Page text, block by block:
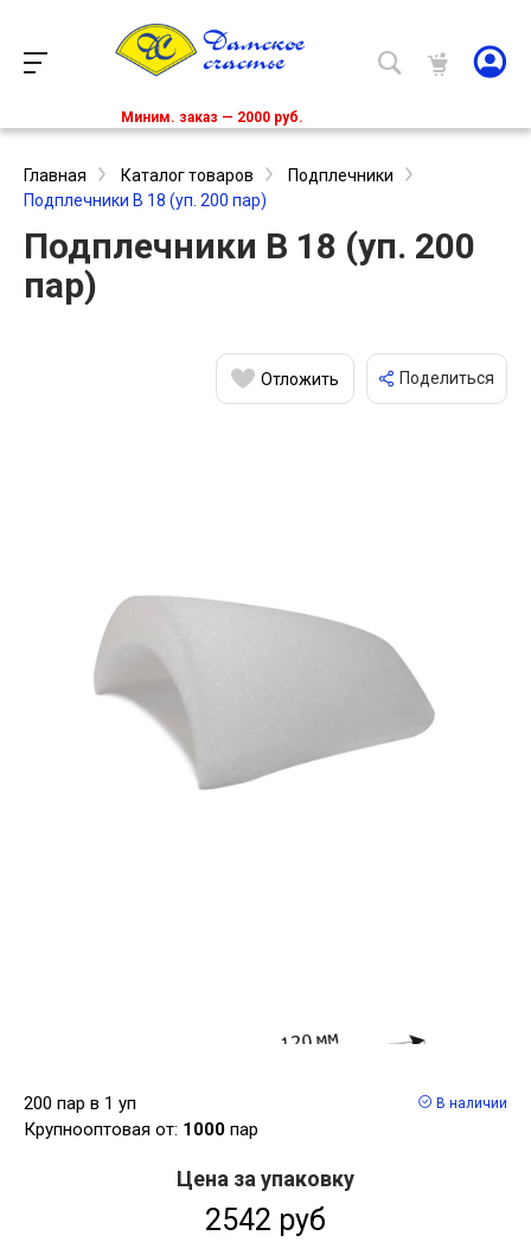
Миним. заказ — 2000 руб.
Главная Каталог товаров
Подплечники
Подплечники В 18 (уп. 200 пар)
Подплечники В 18 (уп. 200
пар)
Отложить Поделиться
200 пар в 1 уп
Крупнооптовая от: 1000 пар
В наличии
Цена за упаковку
2542 руб